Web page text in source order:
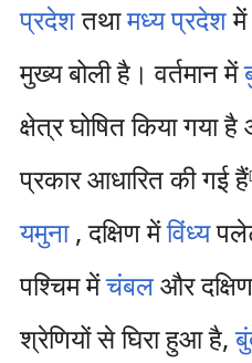
प्रदेशतथामध्य प्रदेशमें
मुख्य बोली है। वर्तमान में
क्षेत्र घोषित किया गया
प्रकार आधारित की गई हैं[
यमुना, दक्षिण मेंविंध्य
पश्चिम मेंचंबलऔर
श्रेणियों से घिरा हुआ है,